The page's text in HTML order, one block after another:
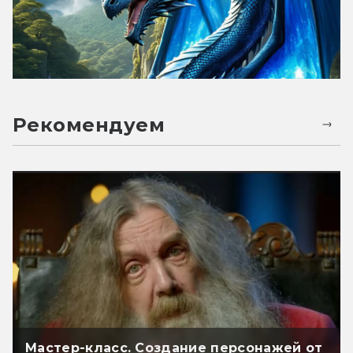
Рекомендуем
Мастер-класс. Создание персонажей от